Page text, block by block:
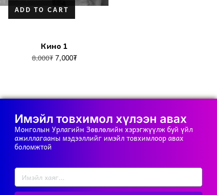
ADD TO CART
Кино 1
8,000₮ 7,000₮
Имэйл товхимол хүлээн авах
Монголын Урлагийн Зөвлөлийн хэрэгжүүлж буй үйл
ажиллагааны мэдээллийг имэйл товхимлоор авах
боломжтой